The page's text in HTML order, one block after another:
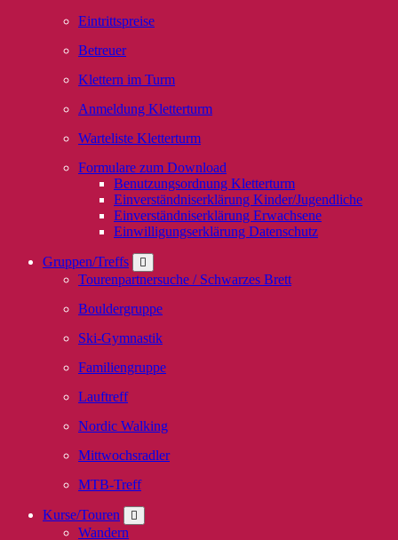
Eintrittspreise
Betreuer
Klettern im Turm
Anmeldung Kletterturm
Warteliste Kletterturm
Formulare zum Download
Benutzungsordnung Kletterturm
Einverständniserklärung Kinder/Jugendliche
Einverständniserklärung Erwachsene
Einwilligungserklärung Datenschutz
Gruppen/Treffs
Tourenpartnersuche / Schwarzes Brett
Bouldergruppe
Ski-Gymnastik
Familiengruppe
Lauftreff
Nordic Walking
Mittwochsradler
MTB-Treff
Kurse/Touren
Wandern